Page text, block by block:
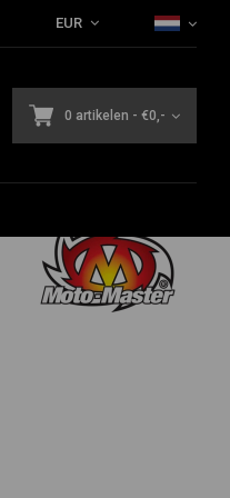
EUR
0 artikelen - €0,-